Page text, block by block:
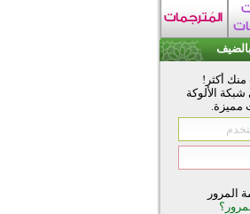
منك أكثر!
الألوكة
مميزة.
المرور